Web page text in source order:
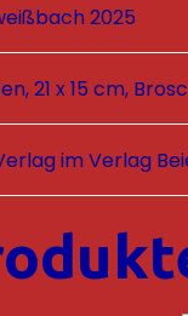
2025
21 x 15 cm,
im Verlag